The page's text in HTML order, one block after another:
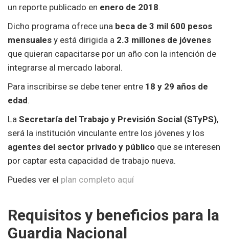
un reporte publicado en enero de 2018.
Dicho programa ofrece una beca de 3 mil 600 pesos
mensuales y está dirigida a 2.3 millones de jóvenes
que quieran capacitarse por un año con la intención de
integrarse al mercado laboral.
Para inscribirse se debe tener entre 18 y 29 años de
edad.
La Secretaría del Trabajo y Previsión Social (STyPS),
será la institución vinculante entre los jóvenes y los
agentes del sector privado y público que se interesen
por captar esta capacidad de trabajo nueva.
Puedes ver el plan completo aquí
Requisitos y beneficios para la
Guardia Nacional